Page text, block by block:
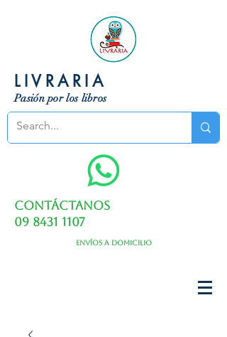
LIVRARIA
Pasión por los libros
Contáctanos
09 8431 1107
Envíos a domicilio